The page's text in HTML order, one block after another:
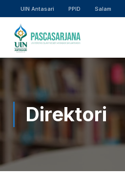
UIN Antasari PPID Salam
Direktori